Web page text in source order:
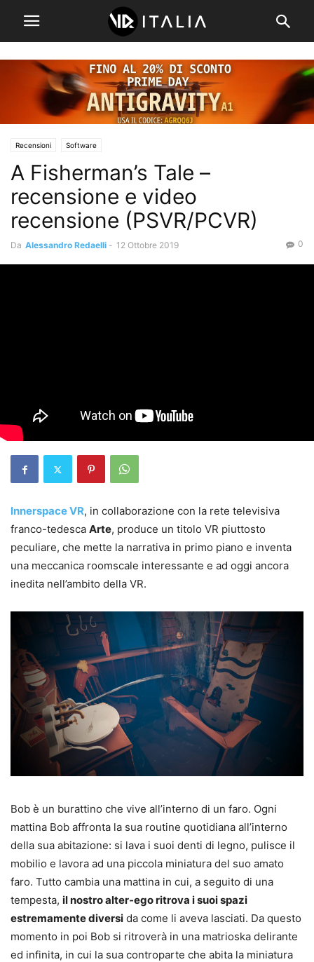
Recensioni Software
A Fisherman’s Tale –
recensione e video
recensione (PSVR/PCVR)
Da Alessandro Redaelli - 12 Ottobre 2019 0
Innerspace VR, in collaborazione con la rete televisiva
franco-tedesca Arte, produce un titolo VR piuttosto
peculiare, che mette la narrativa in primo piano e inventa
una meccanica roomscale interessante e ad oggi ancora
inedita nell’ambito della VR.
Bob è un burattino che vive all’interno di un faro. Ogni
mattina Bob affronta la sua routine quotidiana all’interno
della sua abitazione: si lava i suoi denti di legno, pulisce il
mobilio e lavora ad una piccola miniatura del suo amato
faro. Tutto cambia una mattina in cui, a seguito di una
tempesta, il nostro alter-ego ritrova i suoi spazi
estremamente diversi da come li aveva lasciati. Da questo
momento in poi Bob si ritroverà in una matrioska delirante
ed infinita, in cui la sua controparte che abita la miniatura